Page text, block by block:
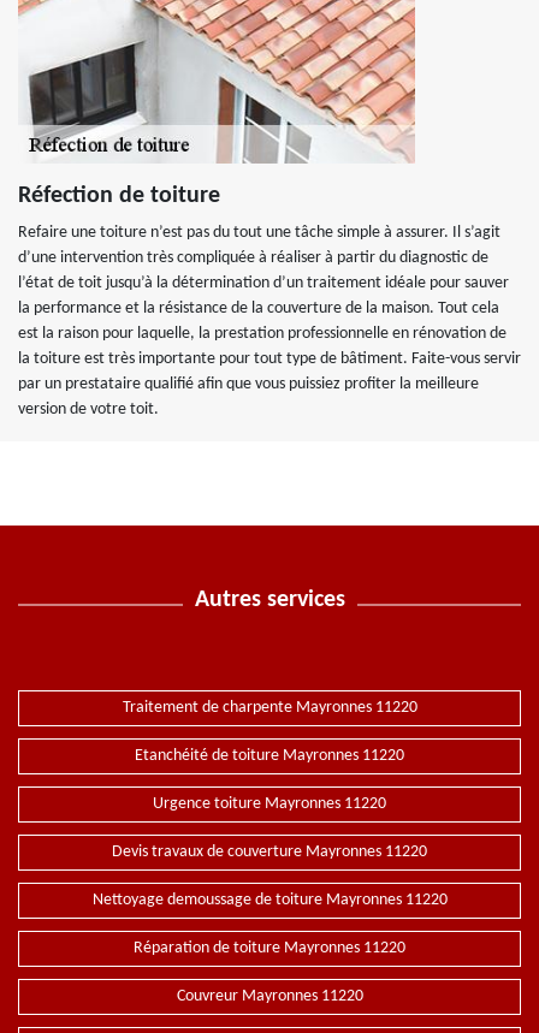
Réfection de toiture
Refaire une toiture n’est pas du tout une tâche simple à assurer. Il s’agit
d’une intervention très compliquée à réaliser à partir du diagnostic de
l’état de toit jusqu’à la détermination d’un traitement idéale pour sauver
la performance et la résistance de la couverture de la maison. Tout cela
est la raison pour laquelle, la prestation professionnelle en rénovation de
la toiture est très importante pour tout type de bâtiment. Faite-vous servir
par un prestataire qualifié afin que vous puissiez profiter la meilleure
version de votre toit.
Autres services
Traitement de charpente Mayronnes 11220
Etanchéité de toiture Mayronnes 11220
Urgence toiture Mayronnes 11220
Devis travaux de couverture Mayronnes 11220
Nettoyage demoussage de toiture Mayronnes 11220
Réparation de toiture Mayronnes 11220
Couvreur Mayronnes 11220